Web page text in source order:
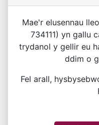
Mae'r elusennau
734111) yn gallu
trydanol y gellir eu
ddim o
Fel arall,